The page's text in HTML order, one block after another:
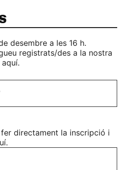
desembre a les 16 h.
registrats/des a la nostra
directament la inscripció i